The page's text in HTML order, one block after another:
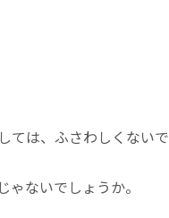
ては、ふさわしくないで
ないでしょうか。